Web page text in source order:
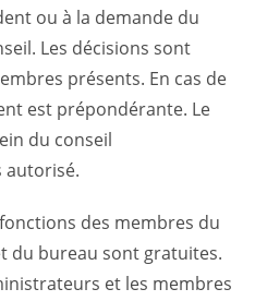
ou à la demande du
Les décisions sont
présents. En cas de
est prépondérante. Le
du conseil
autorisé.
des membres du
du bureau sont gratuites.
et les membres